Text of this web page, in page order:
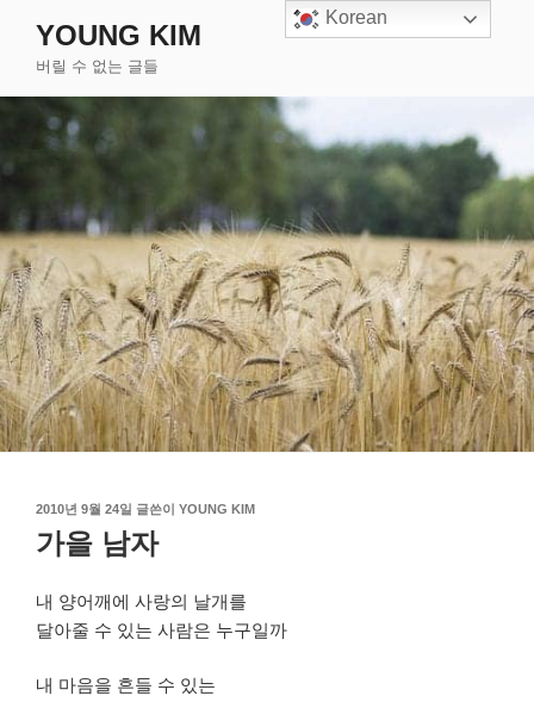
로
YOUNG KIM
버릴 수 없는 글들
작
일
2010년 9월 24일 글쓴이 YOUNG KIM
가을 남자
내 양어깨에 사랑의 날개를
달아줄 수 있는 사람은 누구일까
내 마음을 흔들 수 있는
Korean